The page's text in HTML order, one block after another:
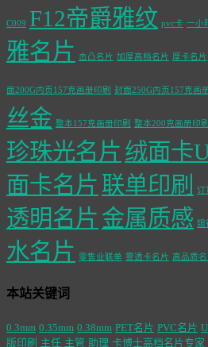
C009 F12帝爵雅纹 pvc卡 一小
雅名片 击凸名片 加厚高档名片 厚卡名片
面200G内页157克画册印刷 封面250G内页157克画
丝金 整本157克画册印刷 整本200克画册印刷
珍珠光名片 绒面卡
面卡名片 联单印刷 订
透明名片 金属质感 银
水名片 零售业联单 雾透卡名片 高品质名
本站关键词
0.3mm 0.35mm 0.38mm PET名片 PVC名片
版印刷 主任 主管 助理 卡博士高档名片专家